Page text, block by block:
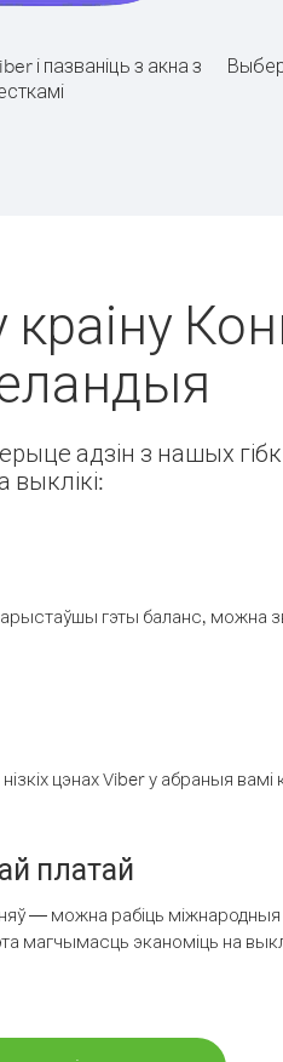
і пазваніць з акна з
адзін з нашых
выклікі:
гэты баланс, можна
цэнах Viber у абраныя вамі
платай
— можна рабіць міжнародныя
магчымасць эканоміць на